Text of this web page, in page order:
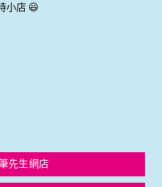
小店 😃
先生網店